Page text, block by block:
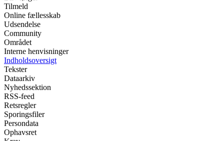
Tilmeld
Online fællesskab
Udsendelse
Community
Området
Interne henvisninger
Indholdsoversigt
Tekster
Dataarkiv
Nyhedssektion
RSS-feed
Retsregler
Sporingsfiler
Persondata
Ophavsret